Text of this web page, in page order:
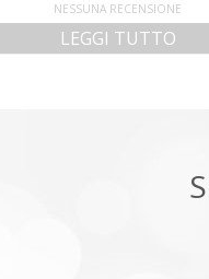
NESSUNA RECENSIONE
LEGGI TUTTO